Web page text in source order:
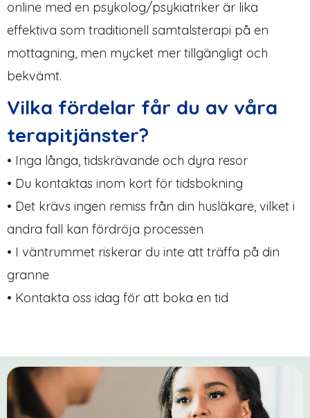
online med en psykolog/psykiatriker är lika
effektiva som traditionell samtalsterapi på en
mottagning, men mycket mer tillgängligt och
bekvämt.
Vilka fördelar får du av våra
terapitjänster?
• Inga långa, tidskrävande och dyra resor
• Du kontaktas inom kort för tidsbokning
• Det krävs ingen remiss från din husläkare, vilket i
andra fall kan fördröja processen
• I väntrummet riskerar du inte att träffa på din
granne
• Kontakta oss idag för att boka en tid